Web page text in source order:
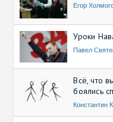
Егор
Уроки
Павел
Всё, что
боялись
Константин